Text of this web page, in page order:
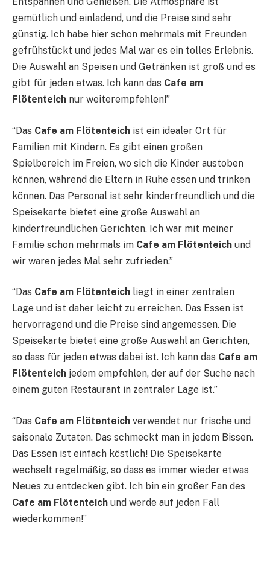
gemütlich und einladend, und die Preise sind sehr
günstig. Ich habe hier schon mehrmals mit Freunden
gefrühstückt und jedes Mal war es ein tolles Erlebnis.
Die Auswahl an Speisen und Getränken ist groß und es
gibt für jeden etwas. Ich kann das Cafe am
Flötenteich nur weiterempfehlen!”
“Das Cafe am Flötenteich ist ein idealer Ort für
Familien mit Kindern. Es gibt einen großen
Spielbereich im Freien, wo sich die Kinder austoben
können, während die Eltern in Ruhe essen und trinken
können. Das Personal ist sehr kinderfreundlich und die
Speisekarte bietet eine große Auswahl an
kinderfreundlichen Gerichten. Ich war mit meiner
Familie schon mehrmals im Cafe am Flötenteich und
wir waren jedes Mal sehr zufrieden.”
“Das Cafe am Flötenteich liegt in einer zentralen
Lage und ist daher leicht zu erreichen. Das Essen ist
hervorragend und die Preise sind angemessen. Die
Speisekarte bietet eine große Auswahl an Gerichten,
so dass für jeden etwas dabei ist. Ich kann das Cafe am
Flötenteich jedem empfehlen, der auf der Suche nach
einem guten Restaurant in zentraler Lage ist.”
“Das Cafe am Flötenteich verwendet nur frische und
saisonale Zutaten. Das schmeckt man in jedem Bissen.
Das Essen ist einfach köstlich! Die Speisekarte
wechselt regelmäßig, so dass es immer wieder etwas
Neues zu entdecken gibt. Ich bin ein großer Fan des
Cafe am Flötenteich und werde auf jeden Fall
wiederkommen!”